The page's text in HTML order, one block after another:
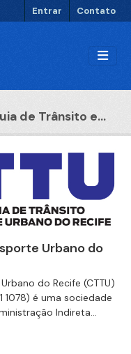
Entrar Contato
de Trânsito e...
Urbano do
do Recife (CTTU)
é uma sociedade
Indireta...